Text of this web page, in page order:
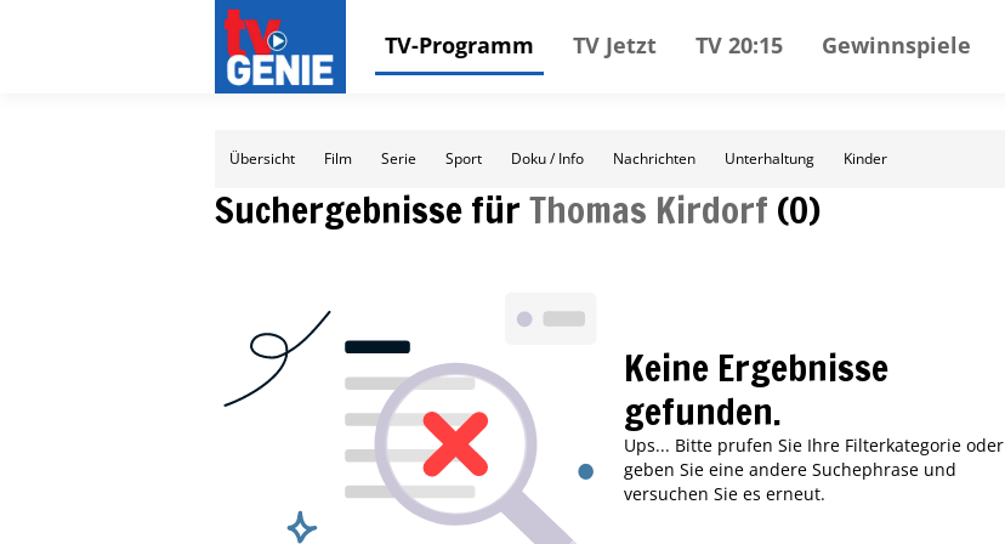
TV-Programm TV Jetzt TV 20:15 Gewinnspiele
Übersicht Film Serie Sport Doku / Info Nachrichten Unterhaltung Kinder
Suchergebnisse fürThomas Kirdorf (0)
Keine Ergebnisse
gefunden.
Ups... Bitte prufen Sie Ihre Filterkategorie oder
geben Sie eine andere Suchephrase und
versuchen Sie es erneut.